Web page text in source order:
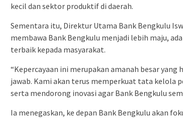
kecil dan sektor produktif di daerah.
Sementara itu, Direktur Utama Bank Bengkulu
membawa Bank Bengkulu menjadi lebih maju,
terbaik kepada masyarakat.
“Kepercayaan ini merupakan amanah besar
jawab. Kami akan terus memperkuat tata kelola
serta mendorong inovasi agar Bank Bengkulu
Ia menegaskan, ke depan Bank Bengkulu akan